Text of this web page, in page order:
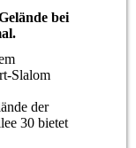
bei
Slalom
der
30 bietet